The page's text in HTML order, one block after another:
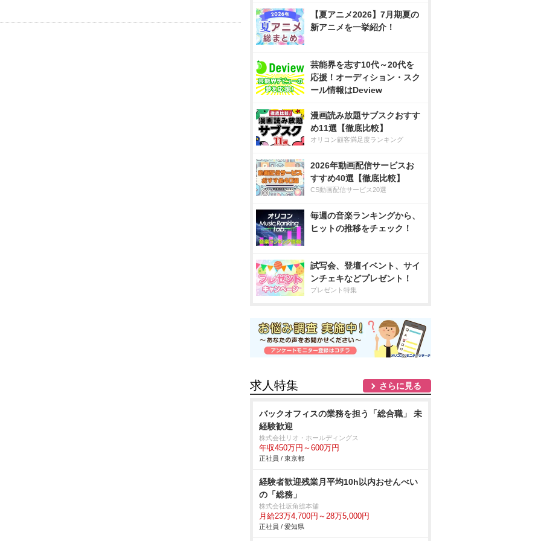
【夏アニメ2026】7月期夏の
新アニメを一挙紹介！
芸能界を志す10代～20代を
応援！オーディション・スク
ール情報はDeview
漫画読み放題サブスクおすす
め11選【徹底比較】
オリコン顧客満足度ランキング
2026年動画配信サービスお
すすめ40選【徹底比較】
CS動画配信サービス20選
毎週の音楽ランキングから、
ヒットの推移をチェック！
試写会、登壇イベント、サイ
ンチェキなどプレゼント！
プレゼント特集
求人特集 さらに見る
バックオフィスの業務を担う「総合職」 未
経験歓迎
株式会社リオ・ホールディングス
年収450万円～600万円
正社員 / 東京都
経験者歓迎残業月平均10h以内おせんべい
の「総務」
株式会社坂角総本舖
月給23万4,700円～28万5,000円
正社員 / 愛知県